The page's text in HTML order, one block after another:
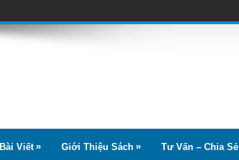
Bài Viết Giới Thiệu Sách Tư Vấn – Chia Sẻ